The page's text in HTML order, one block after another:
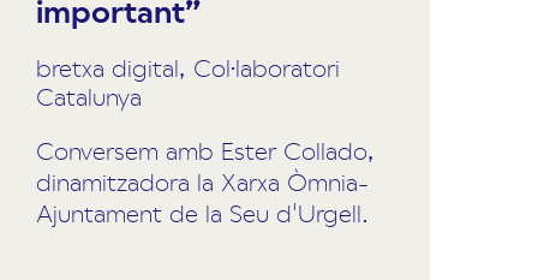
important”
bretxa digital, Col·laboratori
Catalunya
Conversem amb Ester Collado,
dinamitzadora la Xarxa Òmnia-
Ajuntament de la Seu d'Urgell.